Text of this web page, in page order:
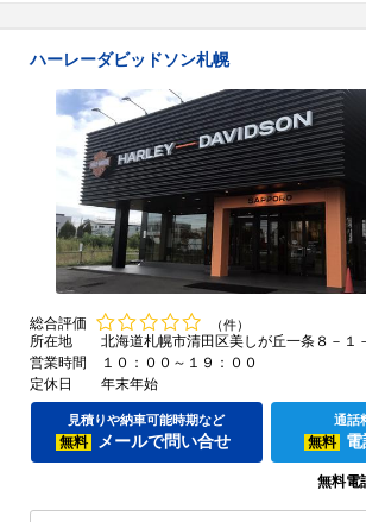
ハーレーダビッドソン札幌
総合評価 （件）
所在地
北海道札幌市清田区美しが丘一条８－１
営業時間
１０：００～１９：００
定休日
年末年始
見積りや納車可能時期など
無料 メールで問い合せ
通話
無料
無料電